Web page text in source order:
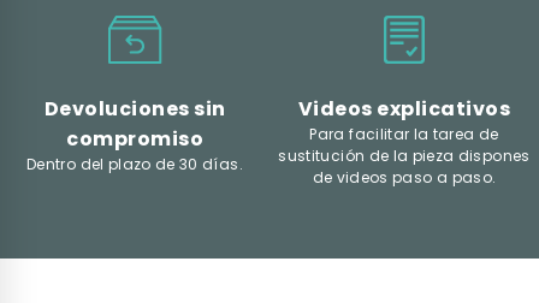
Devoluciones sin
compromiso
Dentro del plazo de 30 días.
Videos explicativos
Para facilitar la tarea de
sustitución de la pieza dispones
de videos paso a paso.